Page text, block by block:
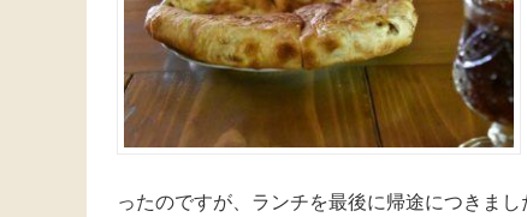
ったのですが、ランチを最後に帰途につきまし